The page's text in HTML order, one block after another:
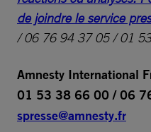
de joindre le service
/ 06 76 94 37 05 / 01
Amnesty International
01 53 38 66 00 / 06
spresse@amnesty.fr